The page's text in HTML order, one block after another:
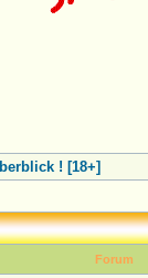
! [18+]
Forum